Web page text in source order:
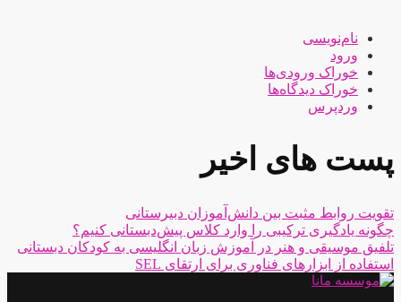
نام‌نویسی
ورود
خوراک ورودی‌ها
خوراک دیدگاه‌ها
وردپرس
پست های اخیر
تقویت روابط مثبت بین دانش‌آموزان دبیرستانی
چگونه یادگیری ترکیبی را وارد کلاس پیش‌دبستانی کنیم؟
تلفیق موسیقی و هنر در آموزش زبان انگلیسی به کودکان دبستانی
استفاده از ابزارهای فناوری برای ارتقای SEL